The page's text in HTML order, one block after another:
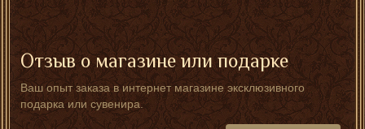
Отзыв о магазине или подарке
Ваш опыт заказа в интернет магазине эксклюзивного
подарка или сувенира.